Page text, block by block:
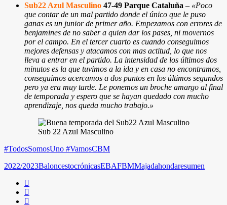
Sub22 Azul Masculino 47-49 Parque Cataluña – «Poco
que contar de un mal partido donde el único que le puso
ganas es un junior de primer año. Empezamos con errores de
benjamines de no saber a quien dar los pases, ni movernos
por el campo. En el tercer cuarto es cuando conseguimos
mejores defensas y atacamos con mas actitud, lo que nos
lleva a entrar en el partido. La intensidad de los últimos dos
minutos es la que tuvimos a la ida y en casa no encontramos,
conseguimos acercamos a dos puntos en los últimos segundos
pero ya era muy tarde. Le ponemos un broche amargo al final
de temporada y espero que se hayan quedado con mucho
aprendizaje, nos queda mucho trabajo.»
Sub 22 Azul Masculino
#TodosSomosUno #VamosCBM
2022/2023BaloncestocrónicasEBAFBMMajadahondaresumen